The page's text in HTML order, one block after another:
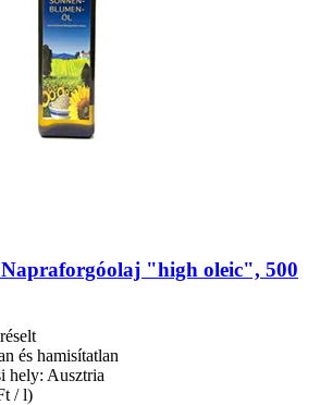
"high oleic", 500
és hamisítatlan
hely: Ausztria
/ l)